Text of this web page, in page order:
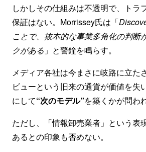
しかしその仕組みは不透明で、トラ
保証はない。Morrissey氏は「
ことで、抜本的な事業多角化の判断
クがある 」と警鐘を鳴らす。
メディア各社は今まさに岐路に立た
ビューという旧来の通貨が価値を失
にして“次のモデル”を築くかが問わ
ただし、「情報卸売業者」という表
あるとの印象も否めない。